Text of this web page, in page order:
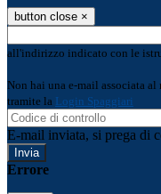
button close ×
all'indirizzo indicato con le
Non hai una e-mail associata
tramite la Login Spaggiari
E-mail inviata, si prega di
Errore